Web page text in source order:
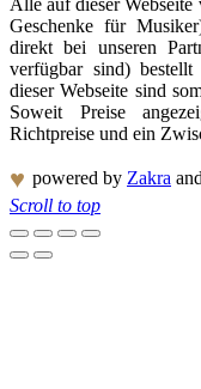
Geschenke für
direkt bei unseren
verfügbar sind)
dieser Webseite sind
Soweit Preise
Richtpreise und ein
♥ powered by Zakra and
Scroll to top